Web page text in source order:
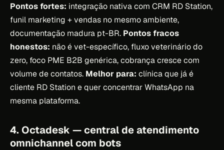
Pontos fortes: integração nativa com CRM RD Station,
funil marketing + vendas no mesmo ambiente,
documentação madura pt-BR. Pontos fracos
honestos: não é vet-específico, fluxo veterinário do
zero, foco PME B2B genérica, cobrança cresce com
volume de contatos. Melhor para: clínica que já é
cliente RD Station e quer concentrar WhatsApp na
mesma plataforma.
4. Octadesk — central de atendimento
omnichannel com bots